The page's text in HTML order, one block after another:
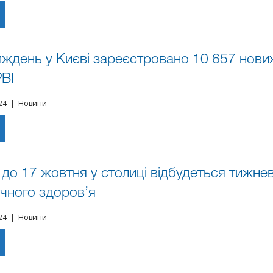
у Києві зареєстровано 10 657
| Новини
до 17 жовтня у столиці відбудеться
здоров’я
| Новини